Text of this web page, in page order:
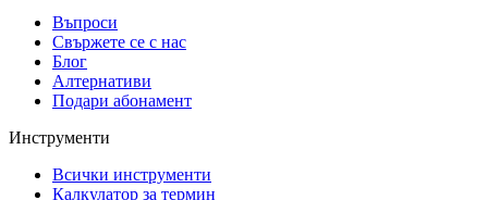
Въпроси
Свържете се с нас
Блог
Алтернативи
Подари абонамент
Инструменти
Всички инструменти
Калкулатор за термин